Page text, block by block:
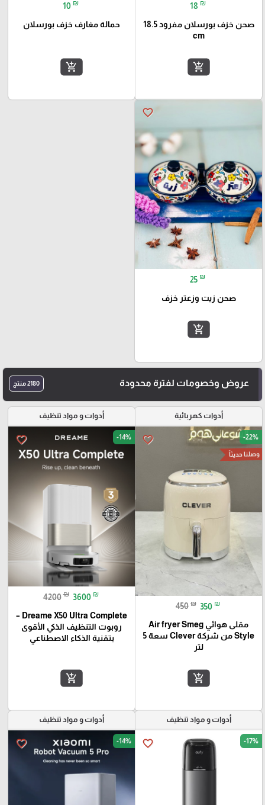
18 ₪
صحن خزف بورسلان مفرود 18.5
cm
add_shopping_cart
10 ₪
حمالة مغارف خزف بورسلان
add_shopping_cart
favorite_border
25 ₪
صحن زيت وزعتر خزف
add_shopping_cart
عروض وخصومات لفترة محدودة 2180 منتج
أدوات كهربائية
favorite_border -22%
وصلنا حديثاً
450 ₪ 350 ₪
مقلى هوائي Air fryer Smeg
Style من شركة Clever سعة 5
لتر
add_shopping_cart
أدوات و مواد تنظيف
favorite_border -14%
4200 ₪ 3600 ₪
Dreame X50 Ultra Complete –
روبوت التنظيف الذكي الأقوى
بتقنية الذكاء الاصطناعي
add_shopping_cart
أدوات و مواد تنظيف
favorite_border -17%
أدوات و مواد تنظيف
favorite_border -14%